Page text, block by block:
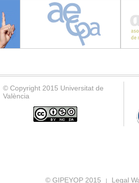
© Copyright 2015 Universitat de
València
© GIPEYOP 2015 | Legal